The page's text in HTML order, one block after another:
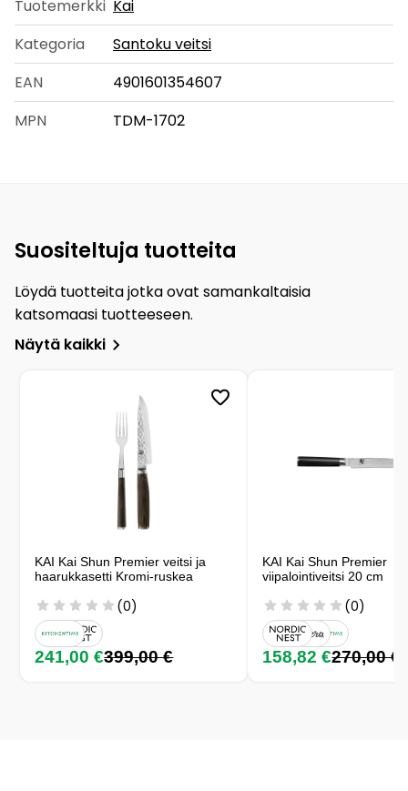
Tuotemerkki Kai
Kategoria
Santoku veitsi
EAN
4901601354607
MPN
TDM-1702
Suositeltuja tuotteita
Löydä tuotteita jotka ovat samankaltaisia
katsomaasi tuotteeseen.
Näytä kaikki
KAI Kai Shun Premier veitsi ja
haarukkasetti Kromi-ruskea
(0)
241,00 €399,00 €
KAI Kai Shun Premier
viipalointiveitsi 20 cm
(0)
158,82 €270,00 €